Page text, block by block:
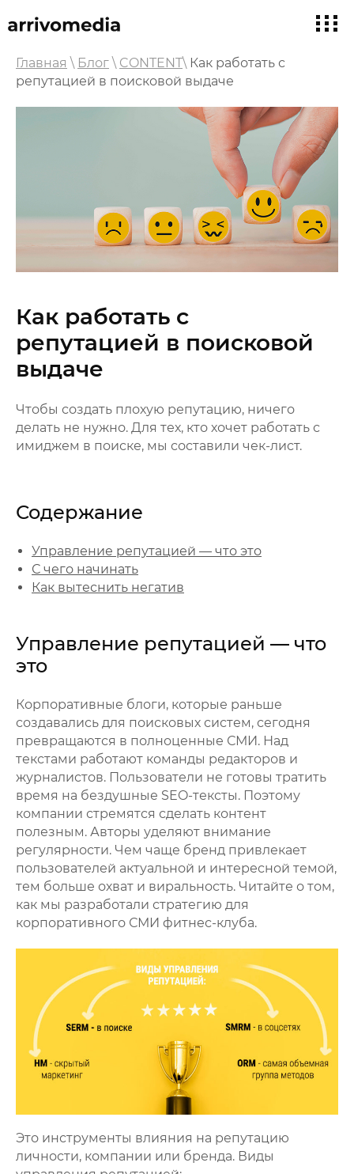
Главная \ Блог \ CONTENT\ Как работать с
репутацией в поисковой выдаче
Как работать с
репутацией в поисковой
выдаче
Чтобы создать плохую репутацию, ничего
делать не нужно. Для тех, кто хочет работать с
имиджем в поиске, мы составили чек-лист.
Содержание
Управление репутацией — что это
С чего начинать
Как вытеснить негатив
Управление репутацией — что
это
Корпоративные блоги, которые раньше
создавались для поисковых систем, сегодня
превращаются в полноценные СМИ. Над
текстами работают команды редакторов и
журналистов. Пользователи не готовы тратить
время на бездушные SEO-тексты. Поэтому
компании стремятся сделать контент
полезным. Авторы уделяют внимание
регулярности. Чем чаще бренд привлекает
пользователей актуальной и интересной темой,
тем больше охват и виральность. Читайте о том,
как мы разработали стратегию для
корпоративного СМИ фитнес-клуба.
Это инструменты влияния на репутацию
личности, компании или бренда. Виды